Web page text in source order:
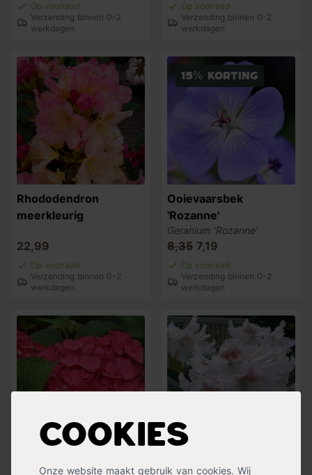
Cookies
Onze website maakt gebruik van cookies. Wij
Op voorraad
Verzending binnen 0-2
werkdagen
Op voorraad
Verzending binnen 0-2
werkdagen
Rhododendron
meerkleurig
22,99
Op voorraad
Verzending binnen 0-2
werkdagen
15% korting
Ooievaarsbek
'Rozanne'
Geranium 'Rozanne'
8,35 7,19
Op voorraad
Verzending binnen 0-2
werkdagen
Hydrangea macrophylla